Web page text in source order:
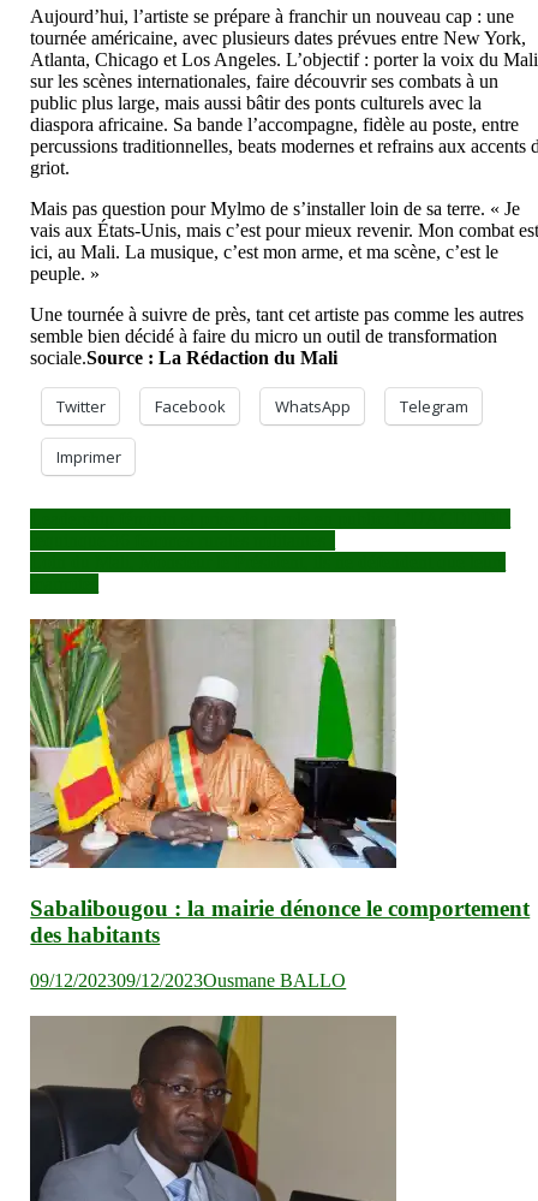
Aujourd’hui, l’artiste se prépare à franchir un nouveau cap : une
tournée américaine, avec plusieurs dates prévues entre New York,
Atlanta, Chicago et Los Angeles. L’objectif : porter la voix du Mali
sur les scènes internationales, faire découvrir ses combats à un
public plus large, mais aussi bâtir des ponts culturels avec la
diaspora africaine. Sa bande l’accompagne, fidèle au poste, entre
percussions traditionnelles, beats modernes et refrains aux accents
griot.
Mais pas question pour Mylmo de s’installer loin de sa terre. « Je
vais aux États-Unis, mais c’est pour mieux revenir. Mon combat
ici, au Mali. La musique, c’est mon arme, et ma scène, c’est le
peuple. »
Une tournée à suivre de près, tant cet artiste pas comme les autres
semble bien décidé à faire du micro un outil de transformation
sociale.Source : La Rédaction du Mali
Twitter Facebook WhatsApp Telegram
Imprimer
Navigation
de
l’article
Sabalibougou : la mairie dénonce le comportement
des habitants
09/12/202309/12/2023Ousmane BALLO